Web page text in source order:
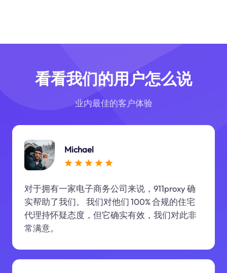
看看我们的用户怎么说
业内最佳的客户体验
Michael
对于拥有一家电子商务公司来说，911proxy 确
实帮助了我们。 我们对他们 100% 合规的住宅
代理持怀疑态度，但它确实有效，我们对此非
常满意。